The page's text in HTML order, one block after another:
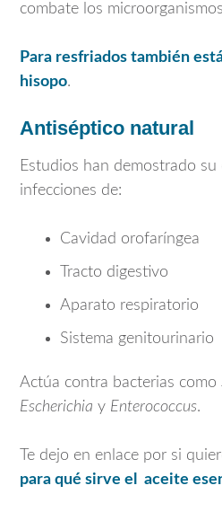
combate los
Para resfriados también
hisopo.
Antiséptico natural
Estudios han demostrado
infecciones de:
Cavidad orofaríngea
Tracto digestivo
Aparato respiratorio
Sistema genitourinario
Actúa contra bacterias como
Escherichia y Enterococcus.
Te dejo en enlace por si
para qué sirve el aceite